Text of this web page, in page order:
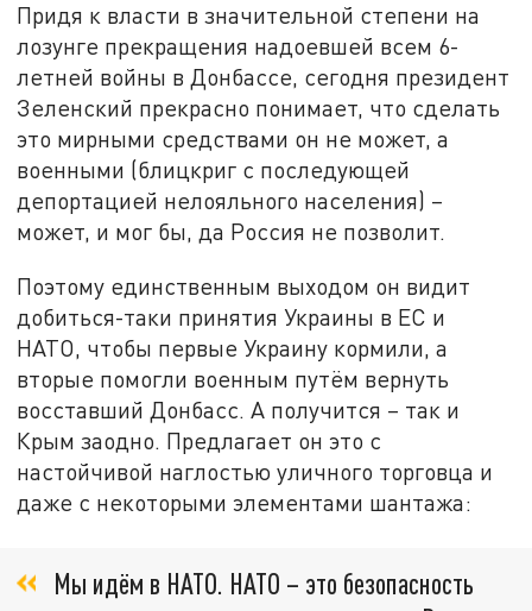
Придя к власти в значительной степени на
лозунге прекращения надоевшей всем 6-
летней войны в Донбассе, сегодня президент
Зеленский прекрасно понимает, что сделать
это мирными средствами он не может, а
военными (блицкриг с последующей
депортацией нелояльного населения) –
может, и мог бы, да Россия не позволит.
Поэтому единственным выходом он видит
добиться-таки принятия Украины в ЕС и
НАТО, чтобы первые Украину кормили, а
вторые помогли военным путём вернуть
восставший Донбасс. А получится – так и
Крым заодно. Предлагает он это с
настойчивой наглостью уличного торговца и
даже с некоторыми элементами шантажа:
Мы идём в НАТО. НАТО – это безопасность